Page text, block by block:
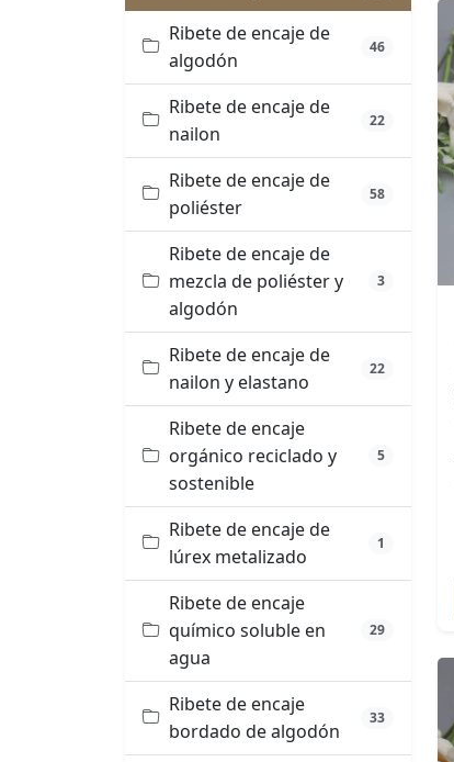
Ribete de encaje de
algodón
46
Ribete de encaje de
nailon
22
Ribete de encaje de
poliéster
58
Ribete de encaje de
mezcla de poliéster y
algodón
3
Ribete de encaje de
nailon y elastano
22
Ribete de encaje
orgánico reciclado y
sostenible
5
Ribete de encaje de
lúrex metalizado
1
Ribete de encaje
químico soluble en
agua
29
Ribete de encaje
bordado de algodón
33